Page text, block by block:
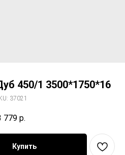
450/1 3500*1750*16
37021
779 р.
Купить